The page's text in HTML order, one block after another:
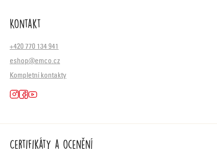
Kontakt
+420 770 134 941
eshop@emco.cz
Kompletní kontakty
Certifikáty a ocenění